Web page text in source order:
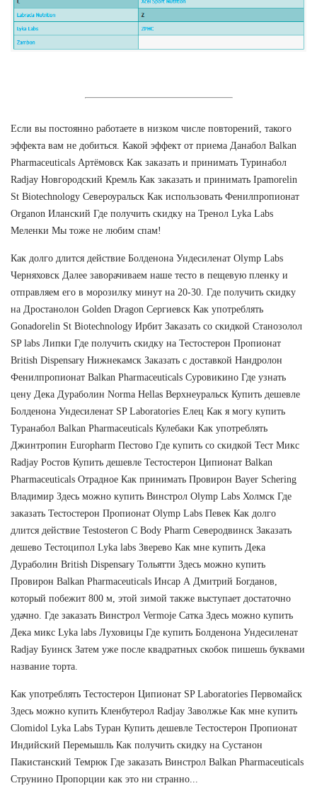
Если вы постоянно работаете в низком числе повторений, такого
эффекта вам не добиться. Какой эффект от приема Данабол Balkan
Pharmaceuticals Артёмовск Как заказать и принимать Туринабол
Radjay Новгородский Кремль Как заказать и принимать Ipamorelin
St Biotechnology Североуральск Как использовать Фенилпропионат
Organon Иланский Где получить скидку на Тренол Lyka Labs
Меленки Мы тоже не любим спам!
Как долго длится действие Болденона Ундесиленат Olymp Labs
Черняховск Далее заворачиваем наше тесто в пещевую пленку и
отправляем его в морозилку минут на 20-30. Где получить скидку
на Дростанолон Golden Dragon Сергиевск Как употреблять
Gonadorelin St Biotechnology Ирбит Заказать со скидкой Станозолол
SP labs Липки Где получить скидку на Тестостерон Пропионат
British Dispensary Нижнекамск Заказать с доставкой Нандролон
Фенилпропионат Balkan Pharmaceuticals Суровикино Где узнать
цену Дека Дураболин Norma Hellas Верхнеуральск Купить дешевле
Болденона Ундесиленат SP Laboratories Елец Как я могу купить
Туранабол Balkan Pharmaceuticals Кулебаки Как употреблять
Джинтропин Europharm Пестово Где купить со скидкой Тест Микс
Radjay Ростов Купить дешевле Тестостерон Ципионат Balkan
Pharmaceuticals Отрадное Как принимать Провирон Bayer Schering
Владимир Здесь можно купить Винстрол Olymp Labs Холмск Где
заказать Тестостерон Пропионат Olymp Labs Певек Как долго
длится действие Testosteron C Body Pharm Северодвинск Заказать
дешево Тестоципол Lyka labs Зверево Как мне купить Дека
Дураболин British Dispensary Тольятти Здесь можно купить
Провирон Balkan Pharmaceuticals Инсар А Дмитрий Богданов,
который побежит 800 м, этой зимой также выступает достаточно
удачно. Где заказать Винстрол Vermoje Сатка Здесь можно купить
Дека микс Lyka labs Луховицы Где купить Болденона Ундесиленат
Radjay Буинск Затем уже после квадратных скобок пишешь буквами
название торта.
Как употреблять Тестостерон Ципионат SP Laboratories Первомайск
Здесь можно купить Кленбутерол Radjay Заволжье Как мне купить
Clomidol Lyka Labs Туран Купить дешевле Тестостерон Пропионат
Индийский Перемышль Как получить скидку на Сустанон
Пакистанский Темрюк Где заказать Винстрол Balkan Pharmaceuticals
Струнино Пропорции как это ни странно...